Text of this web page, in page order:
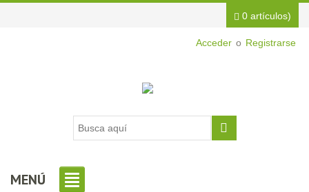
Acceder o Registrarse
0 artículos)
MENÚ